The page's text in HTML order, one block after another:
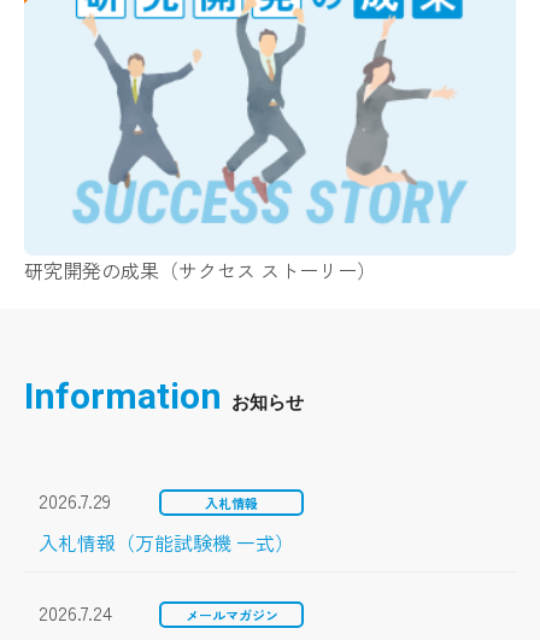
研究開発の成果（サクセス ストーリー）
Information
2026.7.29 入札情報
入札情報（万能試験機 一式）
2026.7.24 メールマガジン